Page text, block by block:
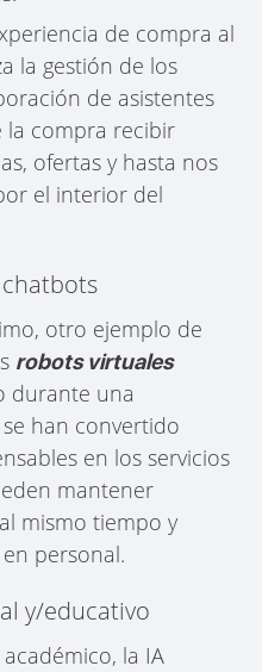
de compra al
la gestión de los
de asistentes
la compra recibir
ofertas y hasta nos
el interior del
otro ejemplo de
robots virtuales
durante una
han convertido
en los servicios
mantener
mismo tiempo y
personal.
y/educativo
la IA